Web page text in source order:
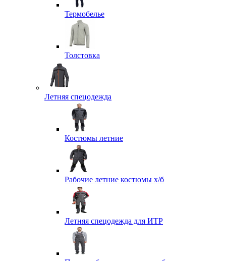
Термобелье
Толстовка
Летняя спецодежда
Костюмы летние
Рабочие летние костюмы х/б
Летняя спецодежда для ИТР